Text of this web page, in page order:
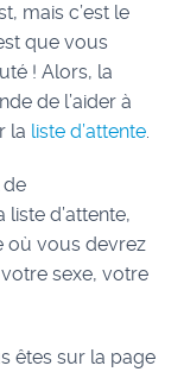
mais c’est le
que vous
! Alors, la
de l’aider à
la liste d’attente.
de
liste d’attente,
où vous devrez
sexe, votre
êtes sur la page